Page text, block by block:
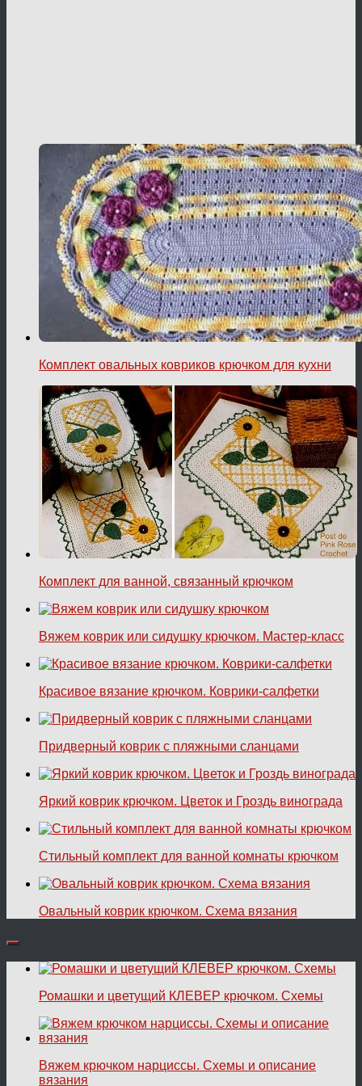
Комплект овальных ковриков крючком для кухни
Комплект для ванной, связанный крючком
Вяжем коврик или сидушку крючком. Мастер-класс
Красивое вязание крючком. Коврики-салфетки
Придверный коврик с пляжными сланцами
Яркий коврик крючком. Цветок и Гроздь винограда
Стильный комплект для ванной комнаты крючком
Овальный коврик крючком. Схема вязания
Ромашки и цветущий КЛЕВЕР крючком. Схемы
Вяжем крючком нарциссы. Схемы и описание
вязания